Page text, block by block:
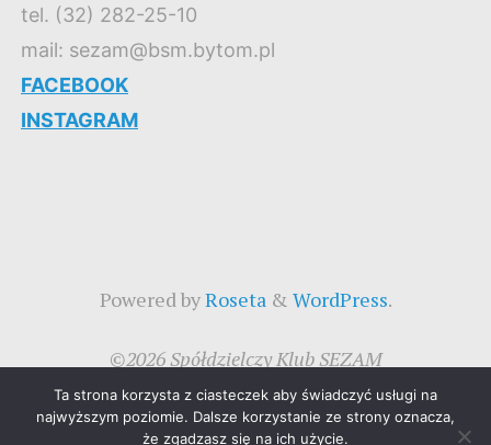
tel. (32) 282-25-10
mail: sezam@bsm.bytom.pl
FACEBOOK
INSTAGRAM
Powered byRoseta& WordPress.
©2026 Spółdzielczy Klub SEZAM
Ta strona korzysta z ciasteczek aby świadczyć usługi na
najwyższym poziomie. Dalsze korzystanie ze strony oznacza,
że zgadzasz się na ich użycie.